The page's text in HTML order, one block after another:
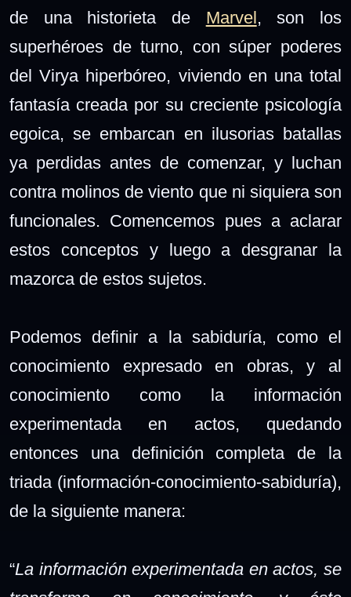
de una historieta de Marvel , son los
superhéroes de turno, con súper poderes
del Virya hiperbóreo, viviendo en una total
fantasía creada por su creciente psicología
egoica, se embarcan en ilusorias batallas
ya perdidas antes de comenzar, y luchan
contra molinos de viento que ni siquiera son
funcionales. Comencemos pues a aclarar
estos conceptos y luego a desgranar la
mazorca de estos sujetos.
Podemos definir a la sabiduría, como el
conocimiento expresado en obras, y al
conocimiento como la información
experimentada en actos, quedando
entonces una definición completa de la
triada (información-conocimiento-sabiduría),
de la siguiente manera:
“La información experimentada en actos, se